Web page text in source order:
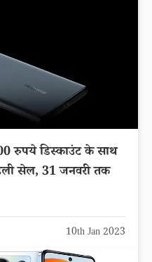
रुपये डिस्काउंट के साथ
सेल, 31 जनवरी तक
10th Jan 2023